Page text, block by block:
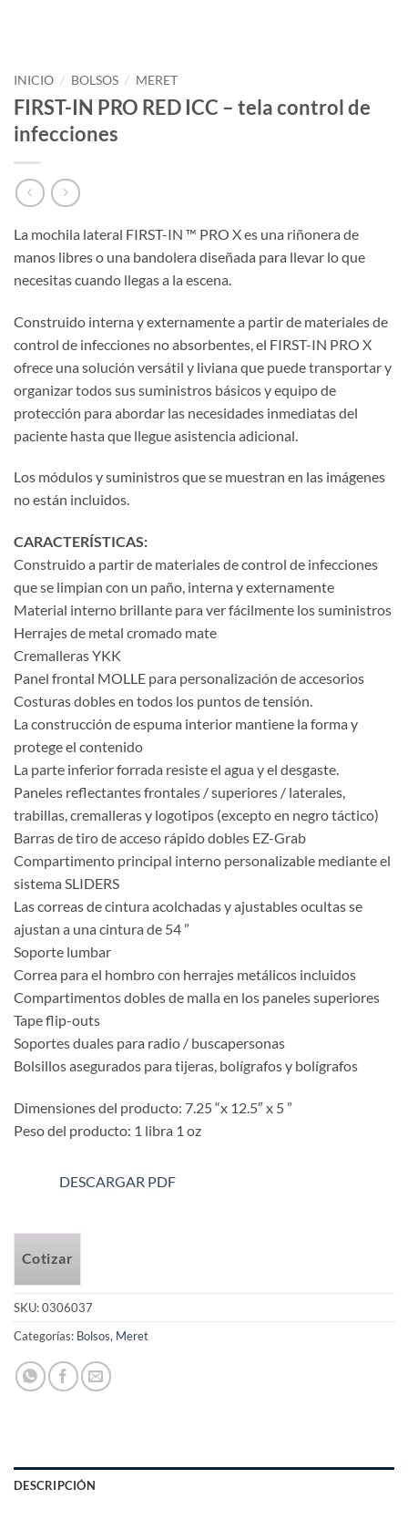
INICIO / BOLSOS / MERET
FIRST-IN PRO RED ICC – tela control de
infecciones
La mochila lateral FIRST-IN ™ PRO X es una riñonera de
manos libres o una bandolera diseñada para llevar lo que
necesitas cuando llegas a la escena.
Construido interna y externamente a partir de materiales de
control de infecciones no absorbentes, el FIRST-IN PRO X
ofrece una solución versátil y liviana que puede transportar y
organizar todos sus suministros básicos y equipo de
protección para abordar las necesidades inmediatas del
paciente hasta que llegue asistencia adicional.
Los módulos y suministros que se muestran en las imágenes
no están incluidos.
CARACTERÍSTICAS:
Construido a partir de materiales de control de infecciones
que se limpian con un paño, interna y externamente
Material interno brillante para ver fácilmente los suministros
Herrajes de metal cromado mate
Cremalleras YKK
Panel frontal MOLLE para personalización de accesorios
Costuras dobles en todos los puntos de tensión.
La construcción de espuma interior mantiene la forma y
protege el contenido
La parte inferior forrada resiste el agua y el desgaste.
Paneles reflectantes frontales / superiores / laterales,
trabillas, cremalleras y logotipos (excepto en negro táctico)
Barras de tiro de acceso rápido dobles EZ-Grab
Compartimento principal interno personalizable mediante el
sistema SLIDERS
Las correas de cintura acolchadas y ajustables ocultas se
ajustan a una cintura de 54 ”
Soporte lumbar
Correa para el hombro con herrajes metálicos incluidos
Compartimentos dobles de malla en los paneles superiores
Tape flip-outs
Soportes duales para radio / buscapersonas
Bolsillos asegurados para tijeras, bolígrafos y bolígrafos
Dimensiones del producto: 7.25 “x 12.5″ x 5 ”
Peso del producto: 1 libra 1 oz
DESCARGAR PDF
Cotizar
SKU:0306037
Categorías: Bolsos, Meret
DESCRIPCIÓN